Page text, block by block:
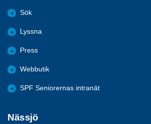
Sök
Lyssna
Press
Webbutik
SPF Seniorernas intranät
Nässjö